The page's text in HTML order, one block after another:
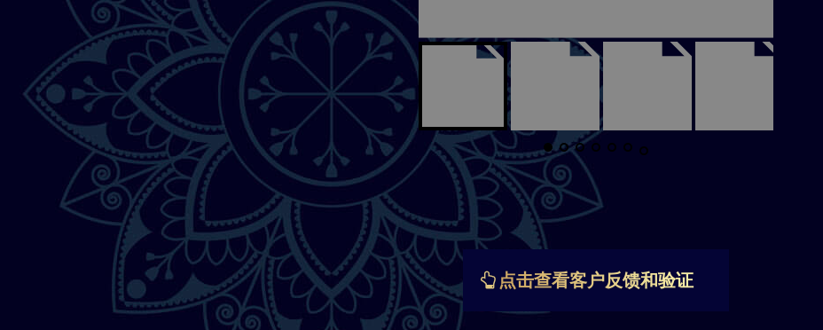
点击查看客户反馈和验证